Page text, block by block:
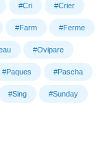
#Cri #Crier
#Farm #Ferme
#Ovipare
#Paques #Pascha
#Sing #Sunday